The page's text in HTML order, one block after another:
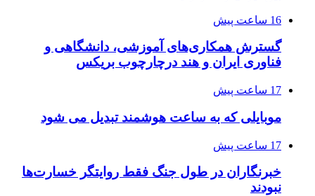
16 ساعت پیش
گسترش همکاری‌های آموزشی، دانشگاهی و
فناوری ایران و هند درچارچوب بریکس
17 ساعت پیش
موبایلی که به ساعت هوشمند تبدیل می شود
17 ساعت پیش
خبرنگاران در طول جنگ فقط روایتگر خسارت‌ها
نبودند